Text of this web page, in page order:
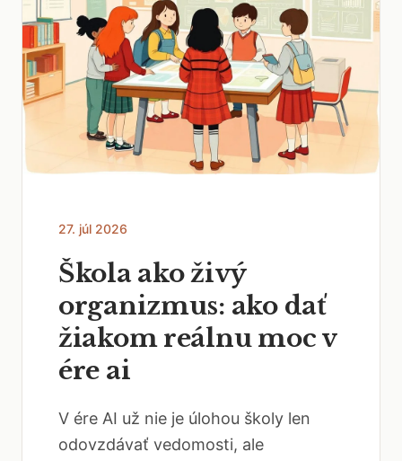
27. júl 2026
Škola ako živý
organizmus: ako dať
žiakom reálnu moc v
ére ai
V ére AI už nie je úlohou školy len
odovzdávať vedomosti, ale